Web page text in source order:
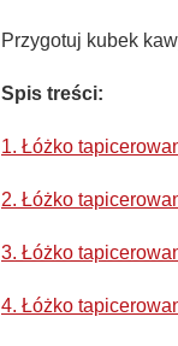
Przygotuj kubek
Spis treści:
1. Łóżko
2. Łóżko
3. Łóżko
4. Łóżko